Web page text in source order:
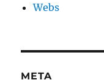
Webs
META